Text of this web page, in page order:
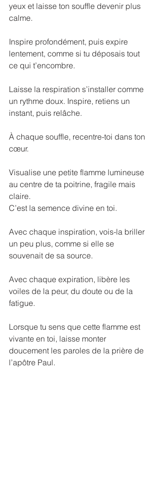
yeux et laisse ton souffle devenir plus
calme.
Inspire profondément, puis expire
lentement, comme si tu déposais tout
ce qui t’encombre.
Laisse la respiration s’installer comme
un rythme doux. Inspire, retiens un
instant, puis relâche.
À chaque souffle, recentre-toi dans ton
cœur.
Visualise une petite flamme lumineuse
au centre de ta poitrine, fragile mais
claire.
C’est la semence divine en toi.
Avec chaque inspiration, vois-la briller
un peu plus, comme si elle se
souvenait de sa source.
Avec chaque expiration, libère les
voiles de la peur, du doute ou de la
fatigue.
Lorsque tu sens que cette flamme est
vivante en toi, laisse monter
doucement les paroles de la prière de
l’apôtre Paul.